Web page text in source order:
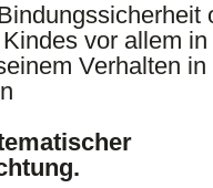
vor allem in
Verhalten in